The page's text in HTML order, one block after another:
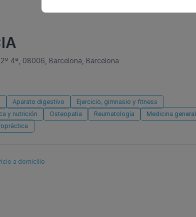
4ª, 08006, Barcelona, Barcelona
Aparato digestivo
Ejercicio, gimnasio y fitness
y nutrición Osteopatía Reumatología
Medicina general
a domicilio